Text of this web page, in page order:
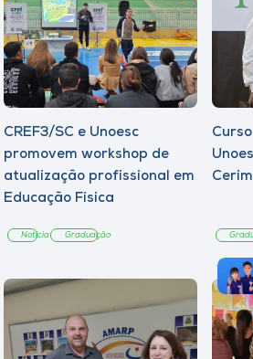
CREF3/SC e Unoesc
promovem workshop de
atualização profissional em
Educação Física
Notícia Graduação